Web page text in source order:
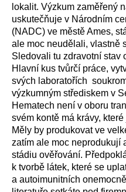
lokalit. Výzkum zaměřený
uskutečňuje v Národním
(NADC) ve městě Ames,
ale moc neudělali, vlastně
Sledovali tu zdravotní stav
Hlavní kus tvůrčí práce,
svých laboratořích
výzkumným střediskem v
Hematech není v oboru
svém kontě má krávy,
Měly by produkovat ve
zatím ale moc neprodukují
stádiu ověřování.
k tvorbě látek, které se
a autoimunitních